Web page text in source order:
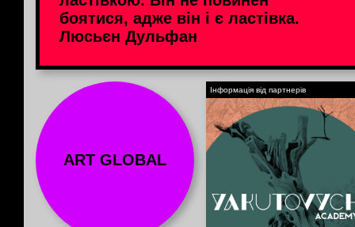
боятися, адже він і є ластівка.
Люсьєн Дульфан
ART GLOBAL
Інформація від партнерів